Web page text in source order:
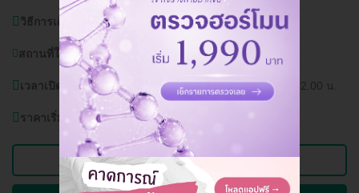
วิธีการเดินทาง: ใช้ BTS สนามกีฬาแห่งชาติ
สถานที่ใกล้เคียง:โครงการ Stadium One
เวลาเปิดบริการ:วันอังคาร-อาทิตย์ (หยุดวันจันทร์) 12.00-22.00 น.
ราคาเริ่มต้นที่4,999 บาท
ดูแพ็กเกจอื่นของคลินิกนี้